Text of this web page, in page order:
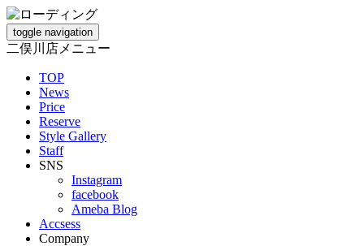
toggle navigation
二俣川店メニュー
TOP
News
Price
Reserve
Style Gallery
Staff
SNS
Instagram
facebook
Ameba Blog
Accsess
Company